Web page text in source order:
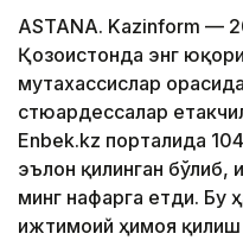
ASTANA. Kazinform —
Қозоғистонда энг
мутахассислар
стюардессалар
Enbek.kz порталида
эълон қилинган бўлиб,
минг нафарга етди. Бу
ижтимоий ҳимоя қилиш